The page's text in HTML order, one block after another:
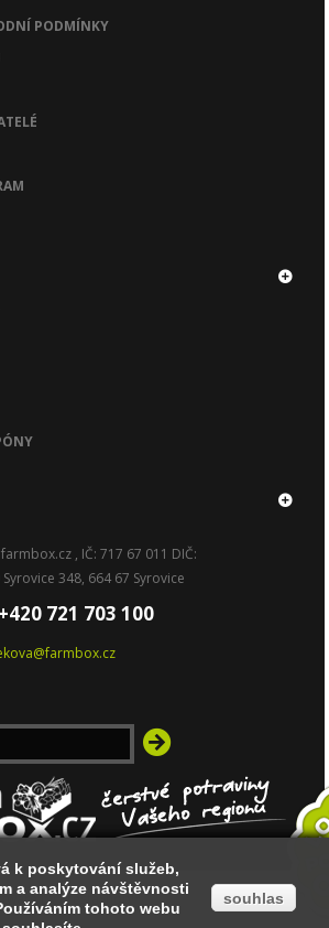
k poskytování služeb,
a analýze návštěvnosti
tohoto webu
souhlas
PODMÍNKY
by PrestaShop™
, IČ: 717 67 011 DIČ:
348, 664 67 Syrovice
+420 721 703 100
k poskytování služeb,
a analýze návštěvnosti
tohoto webu
souhlas